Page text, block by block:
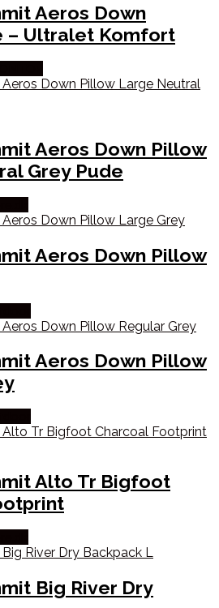
Aeros Down
– Ultralet Komfort
Aeros Down Pillow
Grey Pude
Aeros Down Pillow
Aeros Down Pillow
Alto Tr Bigfoot
Big River Dry